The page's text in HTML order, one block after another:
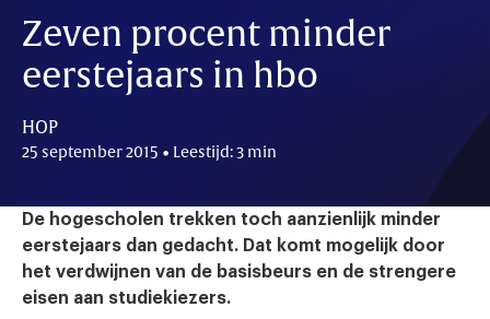
Zeven procent minder
eerstejaars in hbo
HOP
25 september 2015 • Leestijd: 3 min
De hogescholen trekken toch aanzienlijk minder
eerstejaars dan gedacht. Dat komt mogelijk door
het verdwijnen van de basisbeurs en de strengere
eisen aan studiekiezers.